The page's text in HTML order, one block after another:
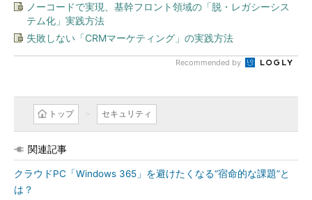
ノーコードで実現、基幹フロント領域の「脱・レガシーシス
テム化」実践方法
失敗しない「CRMマーケティング」の実践方法
Recommended by
トップ セキュリティ
関連記事
クラウドPC「Windows 365」を避けたくなる“宿命的な課題”と
は？